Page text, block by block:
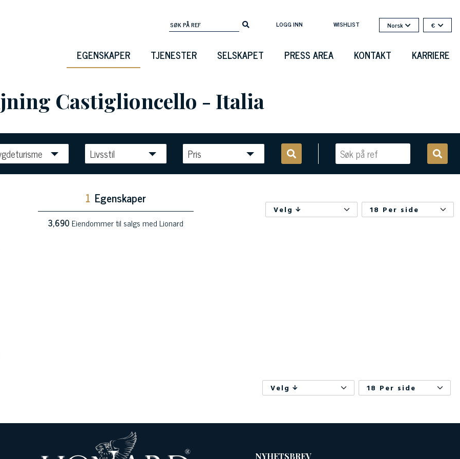
LOGG INN WISHLIST Norsk €
EGENSKAPER TJENESTER SELSKAPET PRESS AREA KONTAKT KARRIERE
Castiglioncello - Italia
Livsstil Pris
1 Egenskaper
3,690Eiendommer til salgs med Lionard
Velg 18 Per side
Velg 18 Per side
NYHETSBREV